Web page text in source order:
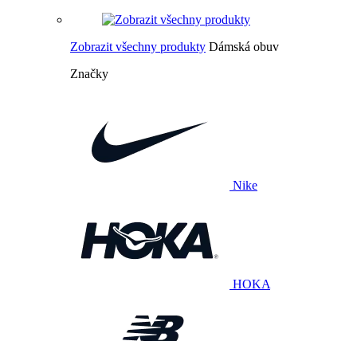
Zobrazit všechny produkty Dámská obuv
Značky
Nike
HOKA